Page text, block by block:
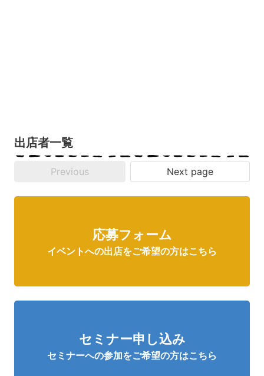
出店者一覧
Previous Next page
応募フォーム
イベントへの出店をご希望の方はこちら
セミナー申し込み
セミナーへの参加をご希望の方はこちら